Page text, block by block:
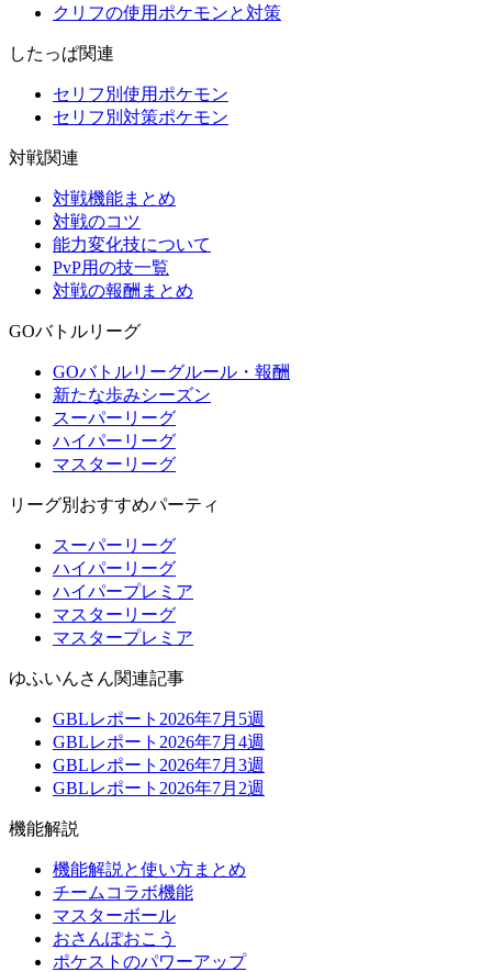
クリフの使用ポケモンと対策
したっぱ関連
セリフ別使用ポケモン
セリフ別対策ポケモン
対戦関連
対戦機能まとめ
対戦のコツ
能力変化技について
PvP用の技一覧
対戦の報酬まとめ
GOバトルリーグ
GOバトルリーグルール・報酬
新たな歩みシーズン
スーパーリーグ
ハイパーリーグ
マスターリーグ
リーグ別おすすめパーティ
スーパーリーグ
ハイパーリーグ
ハイパープレミア
マスターリーグ
マスタープレミア
ゆふいんさん関連記事
GBLレポート2026年7月5週
GBLレポート2026年7月4週
GBLレポート2026年7月3週
GBLレポート2026年7月2週
機能解説
機能解説と使い方まとめ
チームコラボ機能
マスターボール
おさんぽおこう
ポケストのパワーアップ